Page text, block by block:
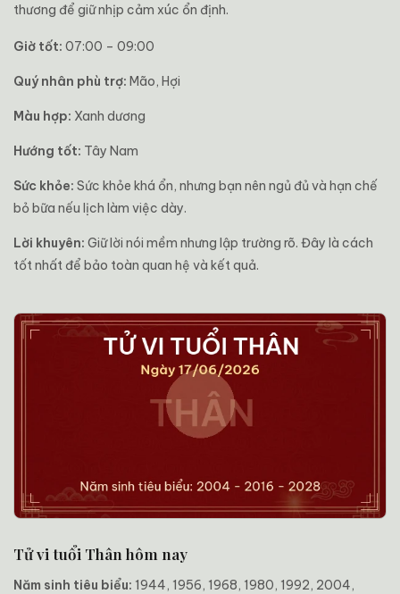
thương để giữ nhịp cảm xúc ổn định.
Giờ tốt: 07:00 – 09:00
Quý nhân phù trợ: Mão, Hợi
Màu hợp: Xanh dương
Hướng tốt: Tây Nam
Sức khỏe: Sức khỏe khá ổn, nhưng bạn nên ngủ đủ và hạn chế
bỏ bữa nếu lịch làm việc dày.
Lời khuyên: Giữ lời nói mềm nhưng lập trường rõ. Đây là cách
tốt nhất để bảo toàn quan hệ và kết quả.
Tử vi tuổi Thân hôm nay
Năm sinh tiêu biểu: 1944, 1956, 1968, 1980, 1992, 2004,